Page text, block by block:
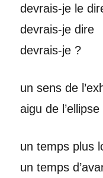
devrais-je le
devrais-je dire
devrais-je ?
un sens de
aigu de l’ellipse
un temps plus
un temps